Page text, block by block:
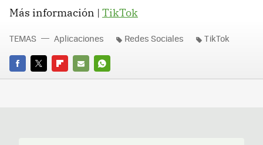
Más información | TikTok
FACEBOOK
TWITTERFLIPBOARD
E-
WHATSAPP
TEMAS Aplicaciones Redes Sociales TikTok